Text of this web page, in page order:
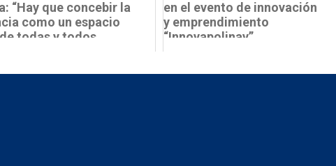
“Hay que concebir la
como un espacio
todas y todos
en el evento de innovación
y emprendimiento
“Innovapolinav”